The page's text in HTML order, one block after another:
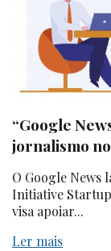
“Google
jornalismo
O Google News
Initiative
visa apoiar...
Ler mais